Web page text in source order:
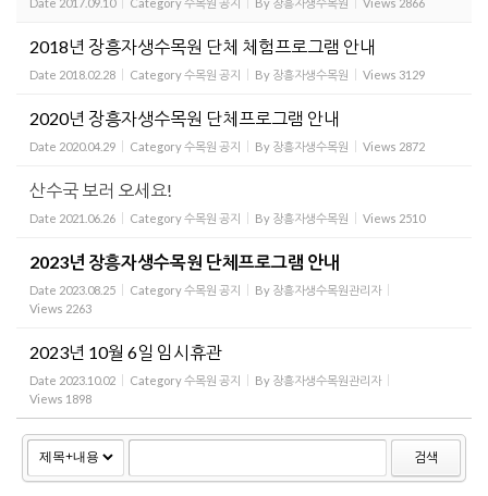
2018년 장흥자생수목원 단체 체험프로그램 안내
Date 2018.02.28 Category수목원 공지 By 장흥자생수목원 Views 3129
2020년 장흥자생수목원 단체프로그램 안내
Date 2020.04.29 Category수목원 공지 By 장흥자생수목원 Views 2872
산수국 보러 오세요!
Date 2021.06.26 Category수목원 공지 By 장흥자생수목원 Views 2510
2023년 장흥자생수목원 단체프로그램 안내
Date 2023.08.25 Category수목원 공지 By 장흥자생수목원관리자
Views 2263
2023년 10월 6일 임시휴관
Date 2023.10.02 Category수목원 공지 By 장흥자생수목원관리자
Views 1898
검색